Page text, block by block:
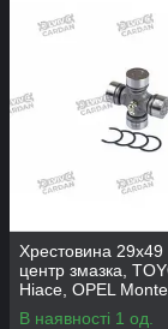
Хрестовина 29x49
центр змазка,
Hiace, OPEL
TRS (TIRSAN)
В наявності 1 од.